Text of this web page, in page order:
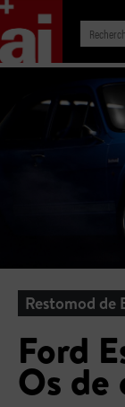
Restomod de
Ford
Os de